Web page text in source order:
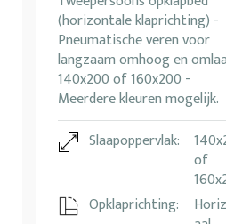
(horizontale klaprichting) -
Pneumatische veren voor
langzaam omhoog en
140x200 of 160x200 -
Meerdere kleuren mogelijk.
Slaapoppervlak:
of
Opklaprichting: